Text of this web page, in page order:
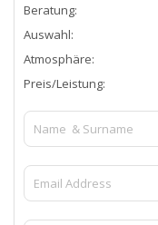
Beratung:
Auswahl:
Atmosphäre:
Preis/Leistung: